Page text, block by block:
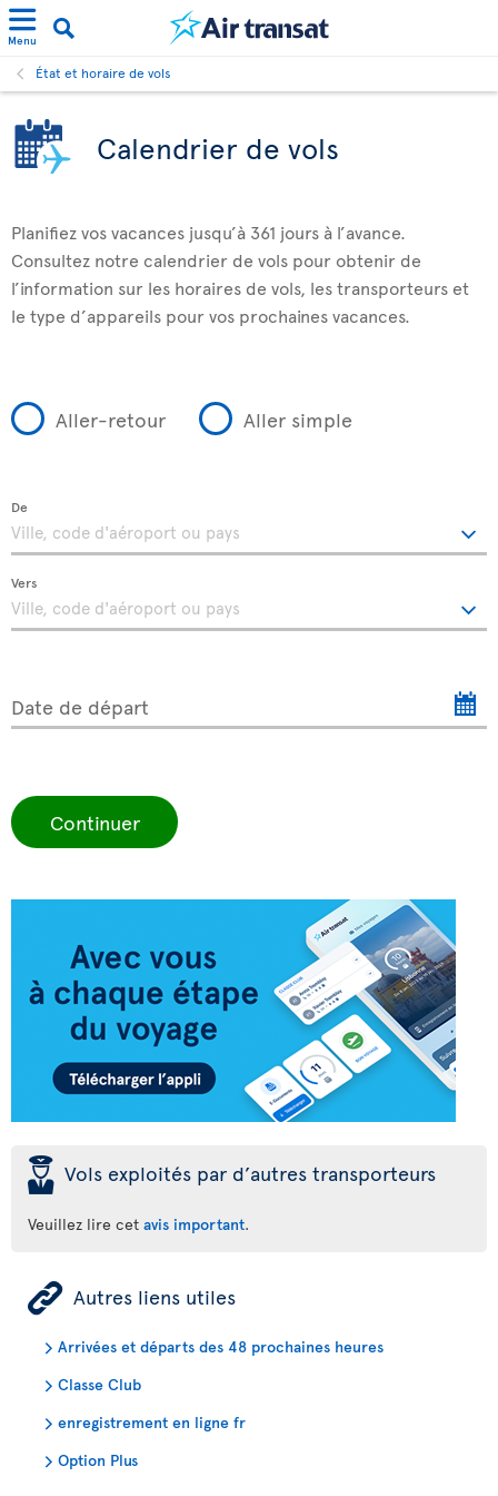
Menu
État et horaire de vols
Calendrier de vols
Planifiez vos vacances jusqu’à 361 jours à l’avance.
Consultez notre calendrier de vols pour obtenir de
l’information sur les horaires de vols, les transporteurs et
le type d’appareils pour vos prochaines vacances.
Aller-retour Aller simple
De
Vers
Date de départ
Continuer
þ Vols exploités par d’autres transporteurs
Veuillez lire cet avis important.
ÿ Autres liens utiles
Arrivées et départs des 48 prochaines heures
Classe Club
enregistrement en ligne fr
Option Plus